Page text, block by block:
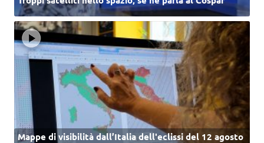
Mappe di visibilità dall’Italia dell'eclissi del 12 agosto